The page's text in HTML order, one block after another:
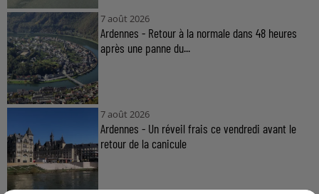
7 août 2026
Ardennes - Retour à la normale dans 48 heures
après une panne du...
7 août 2026
Ardennes - Un réveil frais ce vendredi avant le
retour de la canicule